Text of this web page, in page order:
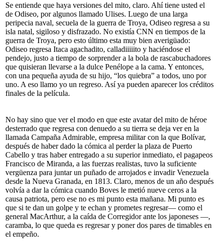
Se entiende que haya versiones del mito, claro. Ahí tiene usted el
de Odiseo, por algunos llamado Ulises. Luego de una larga
peripecia naval, secuela de la guerra de Troya, Odiseo regresa a su
isla natal, sigiloso y disfrazado. No existía CNN en tiempos de la
guerra de Troya, pero esto último esta muy bien averigüado:
Odiseo regresa Itaca agachadito, calladiiiiito y haciéndose el
pendejo, justo a tiempo de sorprender a la bola de rascabuchadores
que quisieran llevarse a la dulce Penélope a la cama. Y entonces,
con una pequeña ayuda de su hijo, “los quiebra” a todos, uno por
uno. A eso llamo yo un regreso. Así ya pueden aparecer los créditos
finales de la película.
No hay sino que ver el modo en que este avatar del mito de héroe
desterrado que regresa con denuedo a su tierra se deja ver en la
llamada Campaña Admirable, empresa militar con la que Bolívar,
después de haber dado la cómica al perder la plaza de Puerto
Cabello y tras haber entregado a su superior inmediato, el pagapeos
Francisco de Miranda, a las fuerzas realistas, tuvo la suficiente
vergüenza para juntar un puñado de arrojados e invadir Venezuela
desde la Nueva Granada, en 1813. Claro, menos de un año después
volvía a dar la cómica cuando Boves le metió nueve ceros a la
causa patriota, pero ese no es mi punto esta mañana. Mi punto es
que si te dan un golpe y te echan y prometes regresar— como el
general MacArthur, a la caída de Corregidor ante los japoneses —,
caramba, lo que queda es regresar y poner dos pares de timables en
el empeño.